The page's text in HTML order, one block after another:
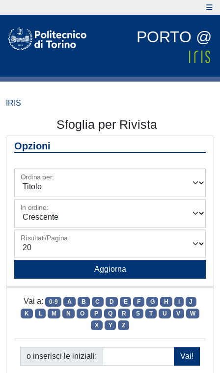
PORTO @
IRIS
Sfoglia per Rivista
Opzioni
Ordina per:
In ordine:
Risultati/Pagina
Vai a: 0-9 A B C D E F G H
J
K
L M N O P Q R S T U V
W
X
Y Z
o inserisci le iniziali: